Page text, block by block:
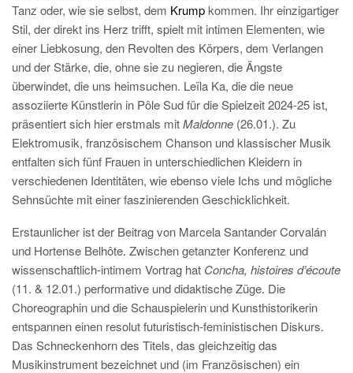
Tanz oder, wie sie selbst, dem Krump kommen. Ihr einzigartiger
Stil, der direkt ins Herz trifft, spielt mit intimen Elementen, wie
einer Liebkosung, den Revolten des Körpers, dem Verlangen
und der Stärke, die, ohne sie zu negieren, die Ängste
überwindet, die uns heimsuchen. Leïla Ka, die die neue
assoziierte Künstlerin in Pôle Sud für die Spielzeit 2024-25 ist,
präsentiert sich hier erstmals mitMaldonne (26.01.). Zu
Elektromusik, französischem Chanson und klassischer Musik
entfalten sich fünf Frauen in unterschiedlichen Kleidern in
verschiedenen Identitäten, wie ebenso viele Ichs und mögliche
Sehnsüchte mit einer faszinierenden Geschicklichkeit.
Erstaunlicher ist der Beitrag von Marcela Santander Corvalán
und Hortense Belhôte. Zwischen getanzter Konferenz und
wissenschaftlich-intimem Vortrag hat Concha, histoires d’écoute
(11. & 12.01.) performative und didaktische Züge. Die
Choreographin und die Schauspielerin und Kunsthistorikerin
entspannen einen resolut futuristisch-feministischen Diskurs.
Das Schneckenhorn des Titels, das gleichzeitig das
Musikinstrument bezeichnet und (im Französischen) ein